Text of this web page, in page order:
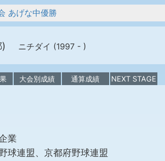
あげな中優勝
ニチダイ (1997 - )
大会別成績 通算成績 NEXT STAGE
業
球連盟、京都府野球連盟